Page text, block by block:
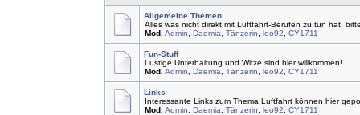
Allgemeine Themen
Alles was nicht direkt mit Luftfahrt-Berufen zu tun hat,
Mod. Admin Daemia Tänzerin leo92 CY1711
Fun-Stuff
Lustige Unterhaltung und Witze sind hier willkommen!
Mod. Admin Daemia Tänzerin leo92 CY1711
Links
Interessante Links zum Thema Luftfahrt können hier
Mod. Admin Daemia Tänzerin leo92 CY1711